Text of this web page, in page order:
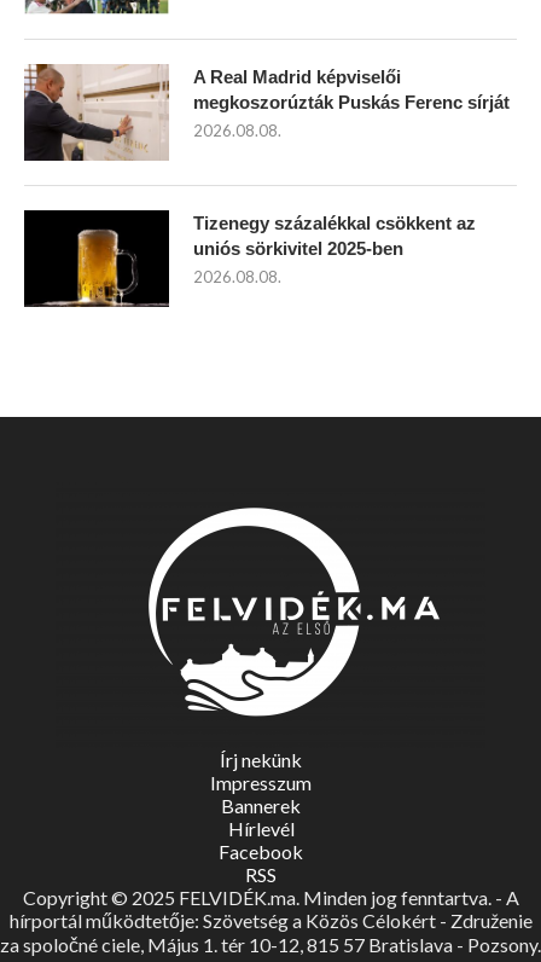
A Real Madrid képviselői
megkoszorúzták Puskás Ferenc sírját
2026.08.08.
Tizenegy százalékkal csökkent az
uniós sörkivitel 2025-ben
2026.08.08.
Írj nekünk
Impresszum
Bannerek
Hírlevél
Facebook
RSS
Copyright © 2025 FELVIDÉK.ma. Minden jog fenntartva. - A
hírportál működtetője: Szövetség a Közös Célokért - Združenie
za spoločné ciele, Május 1. tér 10-12, 815 57 Bratislava - Pozsony.